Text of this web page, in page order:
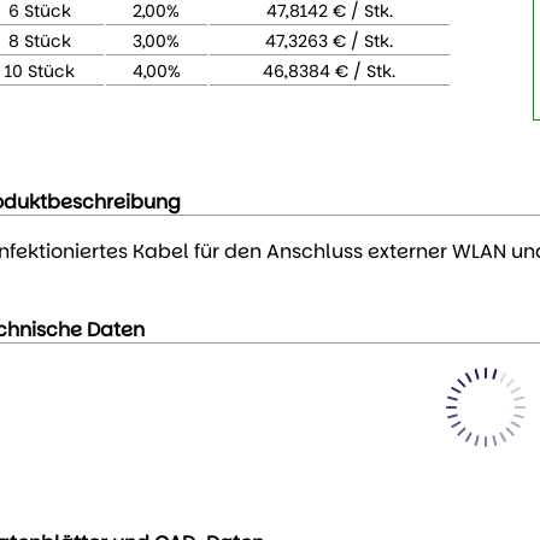
6 Stück 2,00%
47,8142 € / Stk.
8 Stück
3,00%
47,3263 € / Stk.
10 Stück
4,00% 46,8384 € / Stk.
Kabel für den Anschluss externer WLAN
Daten